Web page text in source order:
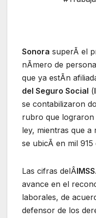
Sonora superÃ el
nÃmero de
que ya estÃn
del Seguro Social (
se contabilizaron
rubro que lograron
ley, mientras que a
se ubicÃ en mil
Las cifras delÂIMSS
avance en el
laborales, de
defensor de los